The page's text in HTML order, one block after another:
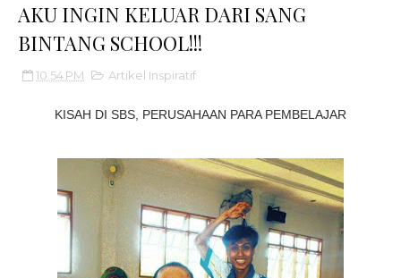
AKU INGIN KELUAR DARI SANG
BINTANG SCHOOL!!!
10:54 PM Artikel Inspiratif
KISAH DI SBS, PERUSAHAAN PARA PEMBELAJAR